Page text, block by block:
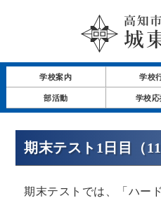
学校案内 学校
部活動 学校応
期末テスト1日目（11
期末テストでは、「ハー